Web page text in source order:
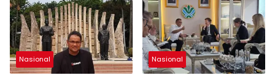
Nasional Nasional